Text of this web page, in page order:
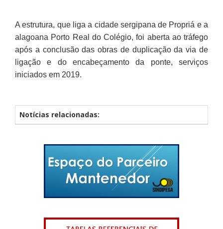
A estrutura, que liga a cidade sergipana de Propriá e a
alagoana Porto Real do Colégio, foi aberta ao tráfego
após a conclusão das obras de duplicação da via de
ligação e do encabeçamento da ponte, serviços
iniciados em 2019.
Notícias relacionadas: